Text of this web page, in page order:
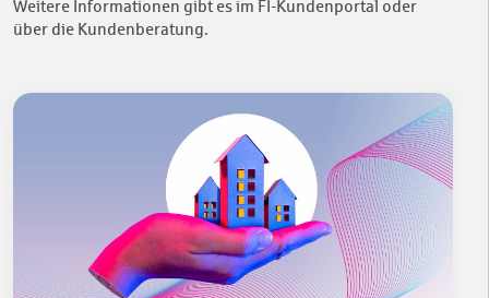
Weitere Informationen gibt es im FI-Kundenportal oder
über die Kundenberatung.